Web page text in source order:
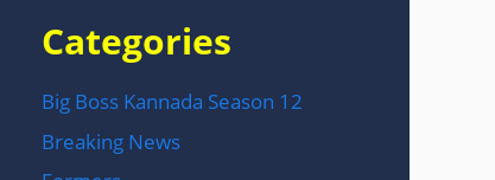
Categories
Big Boss Kannada Season 12
Breaking News